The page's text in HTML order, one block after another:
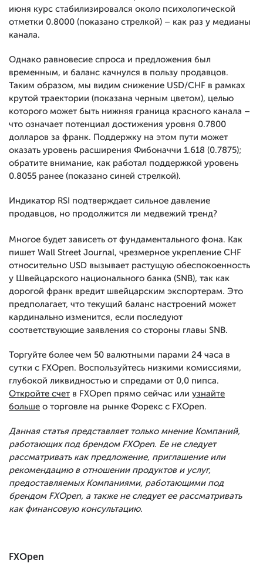
июня курс стабилизировался около психологической
отметки 0.8000 (показано стрелкой) – как раз у медианы
канала.
Однако равновесие спроса и предложения был
временным, и баланс качнулся в пользу продавцов.
Таким образом, мы видим снижение USD/CHF в рамках
крутой траектории (показана черным цветом), целью
которого может быть нижняя граница красного канала –
что означает потенциал достижения уровня 0.7800
долларов за франк. Поддержку на этом пути может
оказать уровень расширения Фибоначчи 1.618 (0.7875);
обратите внимание, как работал поддержкой уровень
0.8055 ранее (показано синей стрелкой).
Индикатор RSI подтверждает сильное давление
продавцов, но продолжится ли медвежий тренд?
Многое будет зависеть от фундаментального фона. Как
пишет Wall Street Journal, чрезмерное укрепление CHF
относительно USD вызывает растущую обеспокоенность
у Швейцарского национального банка (SNB), так как
дорогой франк вредит швейцарским экспортерам. Это
предполагает, что текущий баланс настроений может
кардинально изменится, если последуют
соответствующие заявления со стороны главы SNB.
Торгуйте более чем 50 валютными парами 24 часа в
сутки с FXOpen. Воспользуйтесь низкими комиссиями,
глубокой ликвидностью и спредами от 0,0 пипса.
Откройте счет в FXOpen прямо сейчас или узнайте
больше о торговле на рынке Форекс с FXOpen.
Данная статья представляет только мнение Компаний,
работающих под брендом FXOpen. Ее не следует
рассматривать как предложение, приглашение или
рекомендацию в отношении продуктов и услуг,
предоставляемых Компаниями, работающими под
брендом FXOpen, а также не следует ее рассматривать
как финансовую консультацию.
FXOpen